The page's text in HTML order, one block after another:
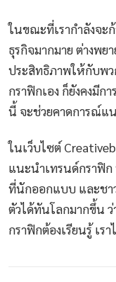
ในขณะที่เรากำลังจะ
ธุรกิจมากมาย ต่างพย
ประสิทธิภาพให้กับพว
กราฟิกเอง ก็ยังคงมีก
นี้ จะช่วยคาดการณ์แ
ในเว็บไซต์
แนะนำเทรนด์กราฟิ
ที่นักออกแบบ และชา
ตัวได้ทันโลกมากขึ้น ว่
กราฟิกต้องเรียนรู้ เร